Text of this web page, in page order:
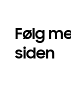
Følg
siden